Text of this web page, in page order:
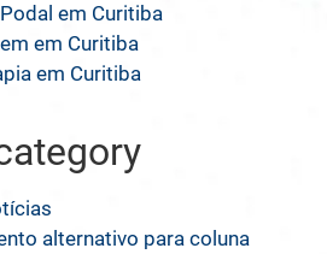
em Curitiba
em Curitiba
em Curitiba
alternativo para coluna